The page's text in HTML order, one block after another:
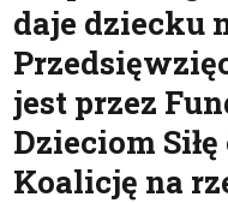
daje dziecku
jest przez
Dzieciom
Koalicję na